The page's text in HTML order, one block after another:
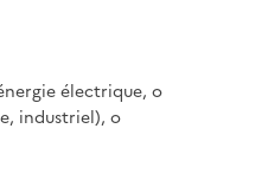
électrique, o
industriel), o